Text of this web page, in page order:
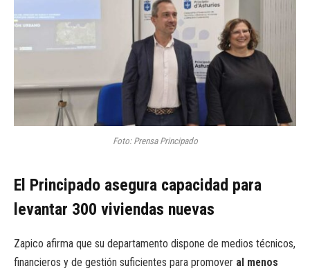
Foto: Prensa Principado
El Principado asegura capacidad para
levantar 300 viviendas nuevas
Zapico afirma que su departamento dispone de medios técnicos,
financieros y de gestión suficientes para promover al menos